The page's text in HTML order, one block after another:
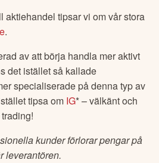
aktiehandel tipsar vi om vår stora
.
av att börja handla mer aktivt
det istället så kallade
specialiserade på denna typ av
tipsa om IG* – välkänt och
kunder förlorar pengar på
leverantören.